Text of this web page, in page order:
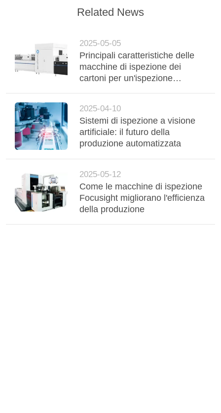
Related News
2025-05-05
Principali caratteristiche delle
macchine di ispezione dei
cartoni per un'ispezione
2025-04-10
Sistemi di ispezione a visione
artificiale: il futuro della
produzione automatizzata
2025-05-12
Come le macchine di ispezione
Focusight migliorano l'efficienza
della produzione